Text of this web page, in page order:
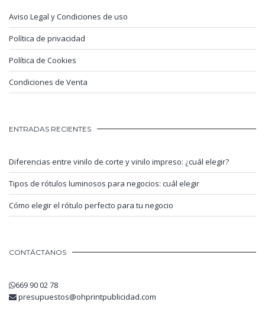
Aviso Legal y Condiciones de uso
Política de privacidad
Política de Cookies
Condiciones de Venta
ENTRADAS RECIENTES
Diferencias entre vinilo de corte y vinilo impreso: ¿cuál elegir?
Tipos de rótulos luminosos para negocios: cuál elegir
Cómo elegir el rótulo perfecto para tu negocio
CONTÁCTANOS
669 90 02 78
presupuestos@ohprintpublicidad.com